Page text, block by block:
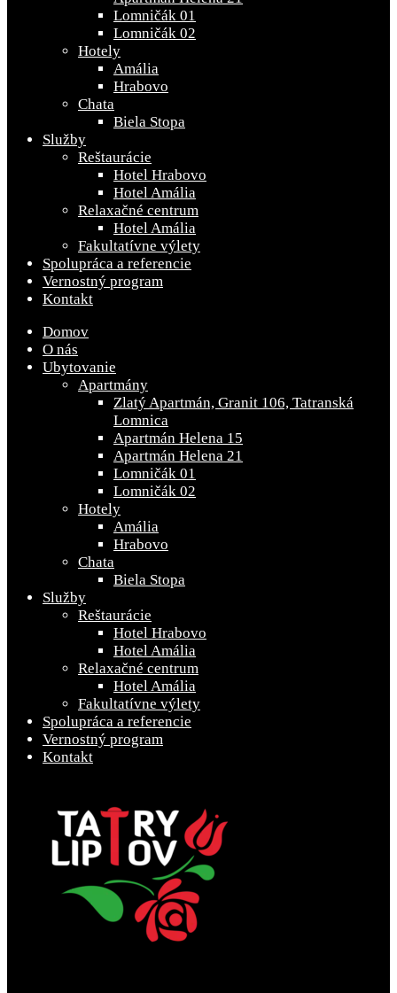
Lomničák 01
Lomničák 02
Hotely
Amália
Hrabovo
Chata
Biela Stopa
Služby
Reštaurácie
Hotel Hrabovo
Hotel Amália
Relaxačné centrum
Hotel Amália
Fakultatívne výlety
Spolupráca a referencie
Vernostný program
Kontakt
Domov
O nás
Ubytovanie
Apartmány
Zlatý Apartmán, Granit 106, Tatranská
Lomnica
Apartmán Helena 15
Apartmán Helena 21
Lomničák 01
Lomničák 02
Hotely
Amália
Hrabovo
Chata
Biela Stopa
Služby
Reštaurácie
Hotel Hrabovo
Hotel Amália
Relaxačné centrum
Hotel Amália
Fakultatívne výlety
Spolupráca a referencie
Vernostný program
Kontakt